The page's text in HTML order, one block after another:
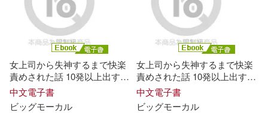
野村美月(146)
ENJOY美術創意編輯部(144)
步行天下(142) HA(141)
重慶出版社(1084)
TMEplus(1027)
Universal(1003)
女上司から失神するまで快楽
責めされた話 10発以上出すま
で許さない逆鬼イカセSEX 有
岡みう・明里ともか・上白
中文電子書
ビッグモーカル
女上司から失神するまで快楽
責めされた話 10発以上出すま
で許さない逆鬼イカセSEX 有
岡みう・明里ともか・上白
中文電子書
ビッグモーカル